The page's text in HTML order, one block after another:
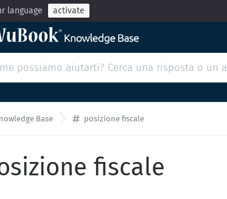
language activate
Base posizione fiscale
fiscale